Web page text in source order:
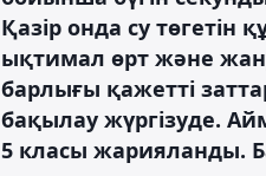
Қазір онда су
ықтимал өрт және
барлығы қажетті
бақылау жүргізуде.
5 класы жарияланды.